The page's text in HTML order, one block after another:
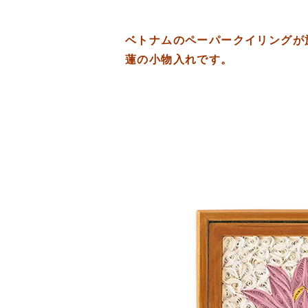
ベトナムのペーパークイリングが
蓮の小物入れです。